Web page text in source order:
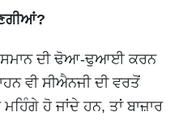
ਦੀ ਢੋਆ-ਢੁਆਈ ਕਰਨ
ਵੀ ਸੀਐਨਜੀ ਦੀ ਵਰਤੋਂ
ਹੋ ਜਾਂਦੇ ਹਨ, ਤਾਂ ਬਾਜ਼ਾਰ